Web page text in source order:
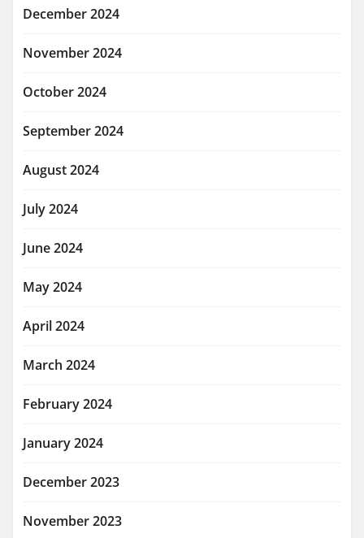
December 2024
November 2024
October 2024
September 2024
August 2024
July 2024
June 2024
May 2024
April 2024
March 2024
February 2024
January 2024
December 2023
November 2023